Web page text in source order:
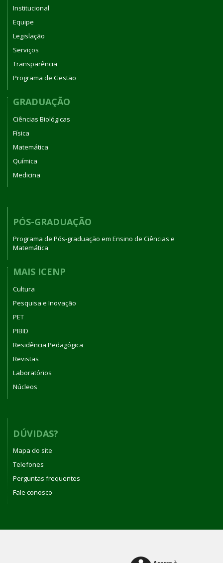
Institucional
Equipe
Legislação
Serviços
Transparência
Programa de Gestão
GRADUAÇÃO
Ciências Biológicas
Física
Matemática
Química
Medicina
PÓS-GRADUAÇÃO
Programa de Pós-graduação em Ensino de Ciências e
Matemática
MAIS ICENP
Cultura
Pesquisa e Inovação
PET
PIBID
Residência Pedagógica
Revistas
Laboratórios
Núcleos
DÚVIDAS?
Mapa do site
Telefones
Perguntas frequentes
Fale conosco